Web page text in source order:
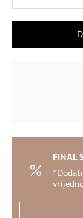
FINAL